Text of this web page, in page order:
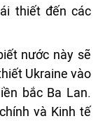
thiết đến các
nước này sẽ
Ukraine vào
bắc Ba Lan.
và Kinh tế